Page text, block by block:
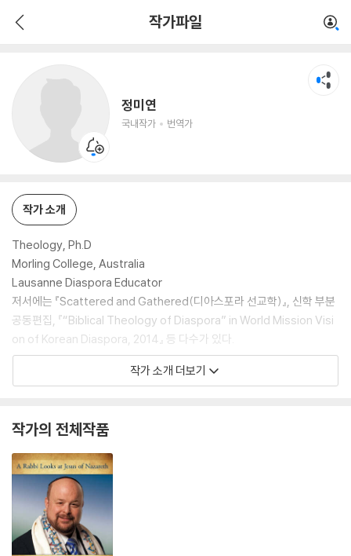
작가파일
정미연
국내작가 번역가
작가 소개
Theology, Ph.D
Morling College, Australia
Lausanne Diaspora Educator
저서에는 『Scattered and Gathered(디아스포라 선교학)』, 신학 부분
공동편집, 『“Biblical Theology of Diaspora” in World Mission Visi
on of Korean Diaspora, 2014』 등 다수가 있다.
작가 소개 더보기
작가의 전체작품